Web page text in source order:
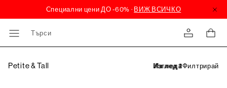
Търси
Petite & Tall Филтрирай